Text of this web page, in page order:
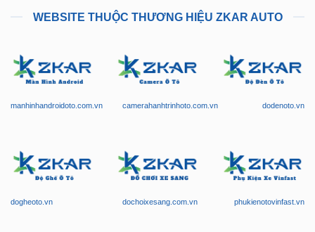
WEBSITE THUỘC THƯƠNG HIỆU ZKAR AUTO
manhinhandroidoto.com.vn camerahanhtrinhoto.com.vn dodenoto.vn
dogheoto.vn dochoixesang.com.vn phukienotovinfast.vn